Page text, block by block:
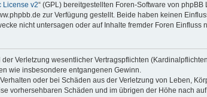
License v2“ (GPL) bereitgestellten Foren-Software von phpBB
zur Verfügung gestellt. Beide haben keinen
nicht untersagen oder auf Inhalte fremder Foren Einfluss
Verletzung wesentlicher Vertragspflichten
wie insbesondere entgangenen Gewinn.
oder bei Schäden aus der Verletzung von Leben,
vorhersehbaren Schäden und im übrigen der Höhe nach